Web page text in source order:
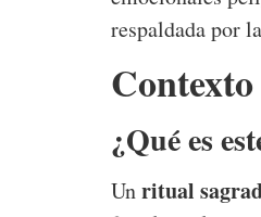
respaldada por
¿Qué es
Unritual